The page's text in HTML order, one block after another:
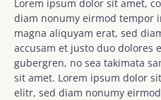
Lorem ipsum dolor sit amet,
diam nonumy eirmod tempor
magna aliquyam erat, sed
accusam et justo duo dolores
gubergren, no sea takimata
sit amet. Lorem ipsum dolor
elitr, sed diam nonumy